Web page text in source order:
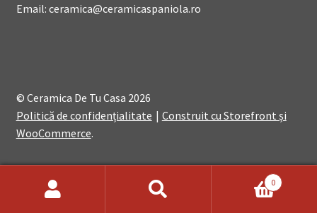
Email: ceramica@ceramicaspaniola.ro
© Ceramica De Tu Casa 2026
Politică de confidențialitate
Construit cu Storefront și
WooCommerce.
0